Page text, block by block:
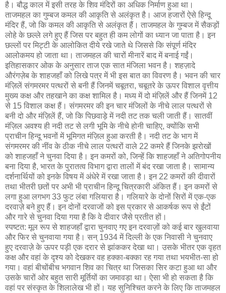
है। बौद्ध काल में इसी तरह के शिव मंदिरों का अधिक निर्माण हुआ था।
ताजमहल का गुम्बज कमल की आकृति से अलंकृत है। आज हजारों ऐसे हिन्दू
मंदिर हैं, जो कि कमल की आकृति से अलंकृत हैं। ताजमहल के गुम्बज में सैकड़ों
लोहे के छल्ले लगे हुए हैं जिस पर बहुत ही कम लोगों का ध्यान जा पाता है। इन
छल्लों पर मिट्टी के आलोकित दीये रखे जाते थे जिससे कि संपूर्ण मंदिर
आलोकमय हो जाता था। ताजमहल की चारों मीनारें बाद में बनाई गईं।
इतिहासकार ओक के अनुसार ताज एक सात मंजिला भवन है। शहज़ादे
औरंगज़ेब के शाहजहाँ को लिखे पत्र में भी इस बात का विवरण है। भवन की चार
मंज़िलें संगमरमर पत्थरों से बनी हैं जिनमें चबूतरा, चबूतरे के ऊपर विशाल वृत्तीय
मुख्य कक्ष और तहखाने का कक्ष शामिल है। मध्य में दो मंज़िलें और हैं जिनमें 12
से 15 विशाल कक्ष हैं। संगमरमर की इन चार मंजिलों के नीचे लाल पत्थरों से
बनी दो और मंज़िलें हैं, जो कि पिछवाड़े में नदी तट तक चली जाती हैं। सातवीं
मंज़िल अवश्य ही नदी तट से लगी भूमि के नीचे होनी चाहिए, क्योंकि सभी
प्राचीन हिन्दू भवनों में भूमिगत मंज़िल हुआ करती है। नदी तट के भाग में
संगमरमर की नींव के ठीक नीचे लाल पत्थरों वाले 22 कमरे हैं जिनके झरोखों
को शाहजहाँ ने चुनवा दिया है। इन कमरों को, जिन्हें कि शाहजहाँ ने अतिगोपनीय
बना दिया है, भारत के पुरातत्व विभाग द्वारा तालों में बंद रखा जाता है। सामान्य
दर्शनार्थियों को इनके विषय में अंधेरे में रखा जाता है। इन 22 कमरों की दीवारों
तथा भीतरी छतों पर अभी भी प्राचीन हिन्दू चित्रकारी अंकित हैं। इन कमरों से
लगा हुआ लगभग 33 फुट लंबा गलियारा है। गलियारे के दोनों सिरों में एक-एक
दरवाज़े बने हुए हैं। इन दोनों दरवाजों को इस प्रकार से आकर्षक रूप से ईंटों
और गारे से चुनवा दिया गया है कि वे दीवार जैसे प्रतीत हों।
स्पष्टत: मूल रूप से शाहजहाँ द्वारा चुनवाए गए इन दरवाज़ों को कई बार खुलवाया
और फिर से चुनवाया गया है। सन् 1934 में दिल्ली के एक निवासी ने चुनवाए
हुए दरवाज़े के ऊपर पड़ी एक दरार से झांककर देखा था। उसके भीतर एक वृहत
कक्ष और वहां के दृश्य को देखकर वह हक्का-बक्का रह गया तथा भयभीत-सा हो
गया। वहां बीचोंबीच भगवान शिव का चित्र था जिसका सिर कटा हुआ था और
उसके चारों ओर बहुत सारी मूर्तियों का जमावड़ा था। ऐसा भी हो सकता है कि
वहां पर संस्कृत के शिलालेख भी हों। यह सुनिश्चित करने के लिए कि ताजमहल